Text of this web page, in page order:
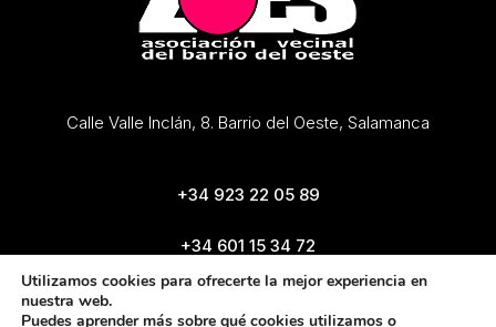
Calle Valle Inclán, 8. Barrio del Oeste, Salamanca
+34 923 22 05 89
+34 601 15 34 72
zoes@zoes.es
Utilizamos cookies para ofrecerte la mejor experiencia en
nuestra web.
Puedes aprender más sobre qué cookies utilizamos o